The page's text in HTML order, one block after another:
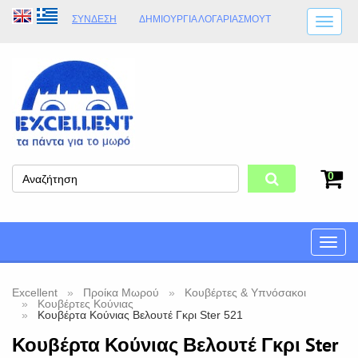
ΣΎΝΔΕΣΗ ΔΗΜΙΟΥΡΓΊΑ ΛΟΓΑΡΙΑΣΜΟΎT
ΩΡΆΡΙΟ ΚΑΤΑΣΤΉΜΑΤΟΣ
ΦΥΣΙΚΌ ΚΑΤΆΣΤΗΜΑ
0
Toggle
Excellent Προίκα Μωρού
Κουβέρτες & Υπνόσακοι
Κουβέρτες Κούνιας
Κουβέρτα Κούνιας Βελουτέ Γκρι Ster 521
Κουβέρτα Κούνιας Βελουτέ Γκρι Ster